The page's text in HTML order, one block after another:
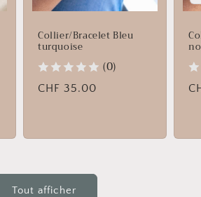
Collier/Bracelet Bleu
turquoise
(0)
Prix
CHF 35.00
Tout afficher